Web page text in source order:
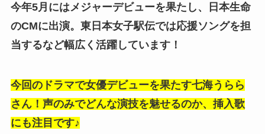
今年5月にはメジャーデビューを果たし、日本生命
のCMに出演。東日本女子駅伝では応援ソングを担
当するなど幅広く活躍しています！
今回のドラマで女優デビューを果たす七海うらら
さん！声のみでどんな演技を魅せるのか、挿入歌
にも注目です♪